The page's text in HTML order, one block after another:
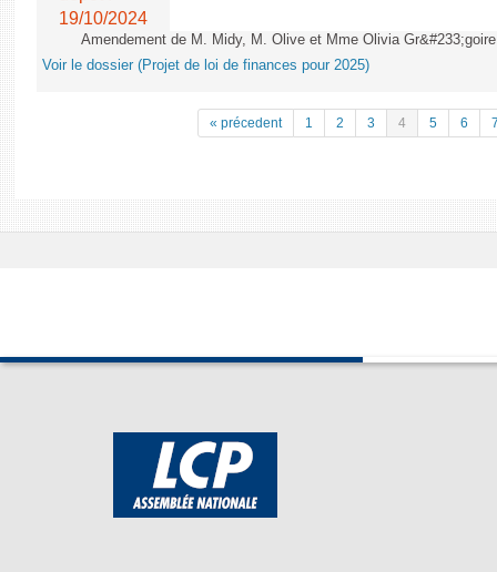
19/10/2024
Amendement de M. Midy, M. Olive et Mme Olivia
Voir le dossier (Projet de loi de finances pour 2025)
« précedent 1 2 3 4 5 6